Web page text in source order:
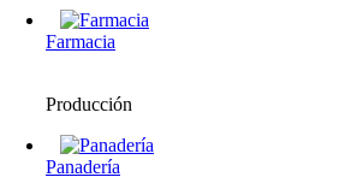
Farmacia
Producción
Panadería